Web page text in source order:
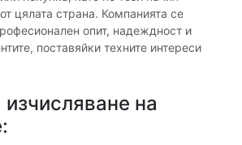
цялата страна. Компанията се
опит, надеждност и
поставяйки техните интереси
на